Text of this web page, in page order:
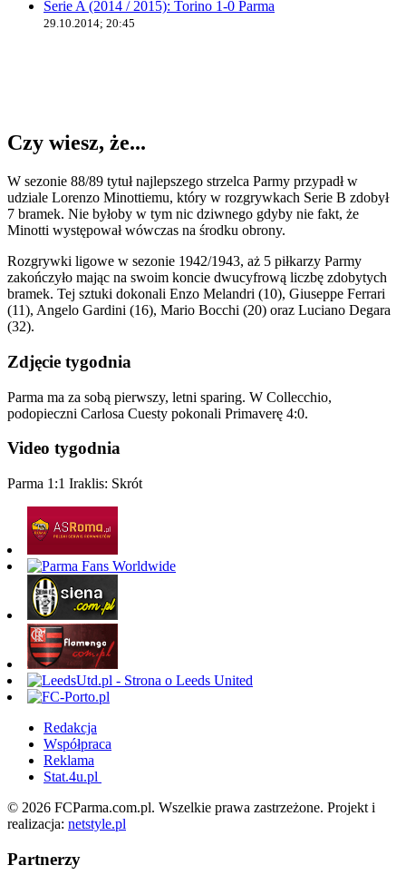
Serie A (2014 / 2015): Torino 1-0 Parma
29.10.2014; 20:45
Czy wiesz, że...
W sezonie 88/89 tytuł najlepszego strzelca Parmy przypadł w
udziale Lorenzo Minottiemu, który w rozgrywkach Serie B zdobył
7 bramek. Nie byłoby w tym nic dziwnego gdyby nie fakt, że
Minotti występował wówczas na środku obrony.
Rozgrywki ligowe w sezonie 1942/1943, aż 5 piłkarzy Parmy
zakończyło mając na swoim koncie dwucyfrową liczbę zdobytych
bramek. Tej sztuki dokonali Enzo Melandri (10), Giuseppe Ferrari
(11), Angelo Gardini (16), Mario Bocchi (20) oraz Luciano Degara
(32).
Zdjęcie tygodnia
Parma ma za sobą pierwszy, letni sparing. W Collecchio,
podopieczni Carlosa Cuesty pokonali Primaverę 4:0.
Video tygodnia
Parma 1:1 Iraklis: Skrót
Redakcja
Współpraca
Reklama
Stat.4u.pl
© 2026 FCParma.com.pl. Wszelkie prawa zastrzeżone. Projekt i
realizacja: netstyle.pl
Partnerzy